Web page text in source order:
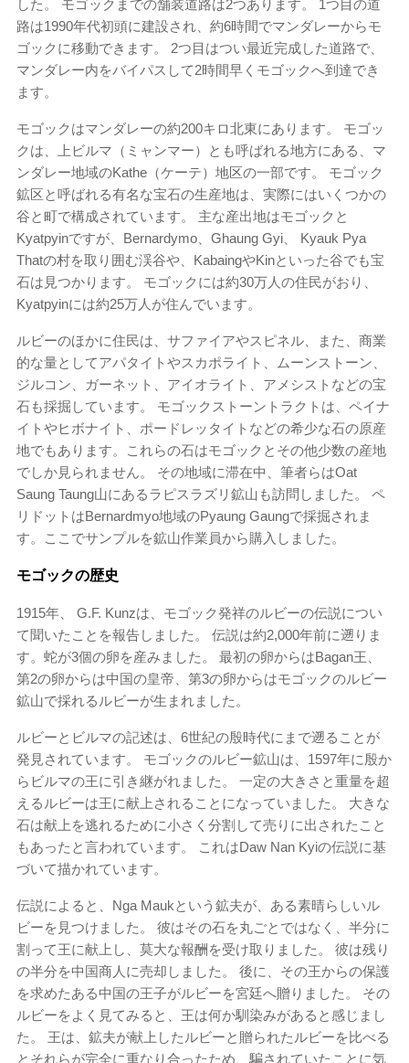
した。 モゴックまでの舗装道路は2つあります。 1つ目の道
路は1990年代初頭に建設され、約6時間でマンダレーからモ
ゴックに移動できます。 2つ目はつい最近完成した道路で、
マンダレー内をバイパスして2時間早くモゴックへ到達でき
ます。
モゴックはマンダレーの約200キロ北東にあります。 モゴッ
クは、上ビルマ（ミャンマー）とも呼ばれる地方にある、マ
ンダレー地域のKathe（ケーテ）地区の一部です。 モゴック
鉱区と呼ばれる有名な宝石の生産地は、実際にはいくつかの
谷と町で構成されています。 主な産出地はモゴックと
Kyatpyinですが、Bernardymo、Ghaung Gyi、 Kyauk Pya
Thatの村を取り囲む渓谷や、KabaingやKinといった谷でも宝
石は見つかります。 モゴックには約30万人の住民がおり、
Kyatpyinには約25万人が住んでいます。
ルビーのほかに住民は、サファイアやスピネル、また、商業
的な量としてアパタイトやスカポライト、ムーンストーン、
ジルコン、ガーネット、アイオライト、アメシストなどの宝
石も採掘しています。 モゴックストーントラクトは、ペイナ
イトやヒボナイト、ポードレッタイトなどの希少な石の原産
地でもあります。これらの石はモゴックとその他少数の産地
でしか見られません。 その地域に滞在中、筆者らはOat
Saung Taung山にあるラピスラズリ鉱山も訪問しました。 ペ
リドットはBernardmyo地域のPyaung Gaungで採掘されま
す。ここでサンプルを鉱山作業員から購入しました。
モゴックの歴史
1915年、 G.F. Kunzは、モゴック発祥のルビーの伝説につい
て聞いたことを報告しました。 伝説は約2,000年前に遡りま
す。蛇が3個の卵を産みました。 最初の卵からはBagan王、
第2の卵からは中国の皇帝、第3の卵からはモゴックのルビー
鉱山で採れるルビーが生まれました。
ルビーとビルマの記述は、6世紀の殷時代にまで遡ることが
発見されています。 モゴックのルビー鉱山は、1597年に殷か
らビルマの王に引き継がれました。 一定の大きさと重量を超
えるルビーは王に献上されることになっていました。 大きな
石は献上を逃れるために小さく分割して売りに出されたこと
もあったと言われています。 これはDaw Nan Kyiの伝説に基
づいて描かれています。
伝説によると、Nga Maukという鉱夫が、ある素晴らしいル
ビーを見つけました。 彼はその石を丸ごとではなく、半分に
割って王に献上し、莫大な報酬を受け取りました。 彼は残り
の半分を中国商人に売却しました。 後に、その王からの保護
を求めたある中国の王子がルビーを宮廷へ贈りました。 その
ルビーをよく見てみると、王は何か馴染みがあると感じまし
た。 王は、鉱夫が献上したルビーと贈られたルビーを比べる
とそれらが完全に重なり合ったため、騙されていたことに気